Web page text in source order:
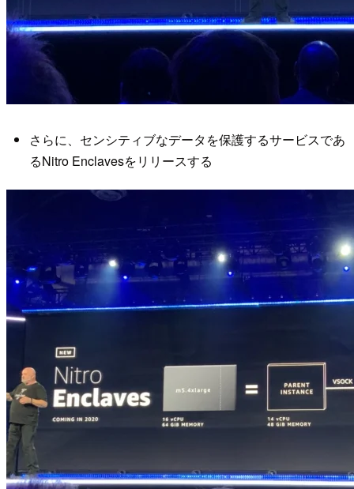
さらに、センシティブなデータを保護するサービスであ
るNitro Enclavesをリリースする